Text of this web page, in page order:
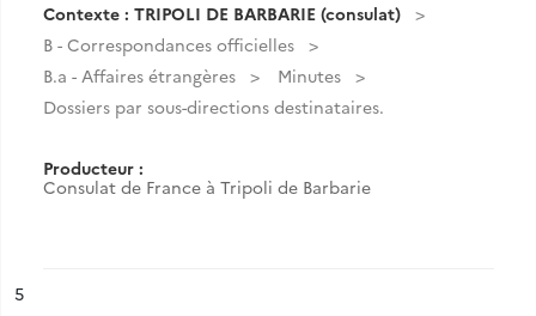
Contexte : TRIPOLI DE BARBARIE (consulat)
B - Correspondances officielles
B.a - Affaires étrangères
Minutes
Dossiers par sous-directions destinataires.
Producteur :
Consulat de France à Tripoli de Barbarie
n°
5